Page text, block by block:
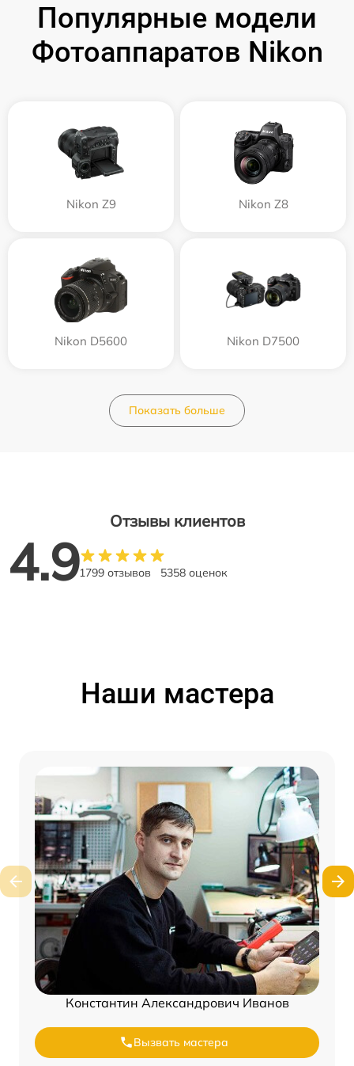
Популярные модели
Фотоаппаратов Nikon
Nikon Z9 Nikon Z8
Nikon D5600 Nikon D7500
Показать больше
Отзывы клиентов
4.91799 отзывов 5358 оценок
Наши мастера
Константин Александрович Иванов
Вызвать мастера